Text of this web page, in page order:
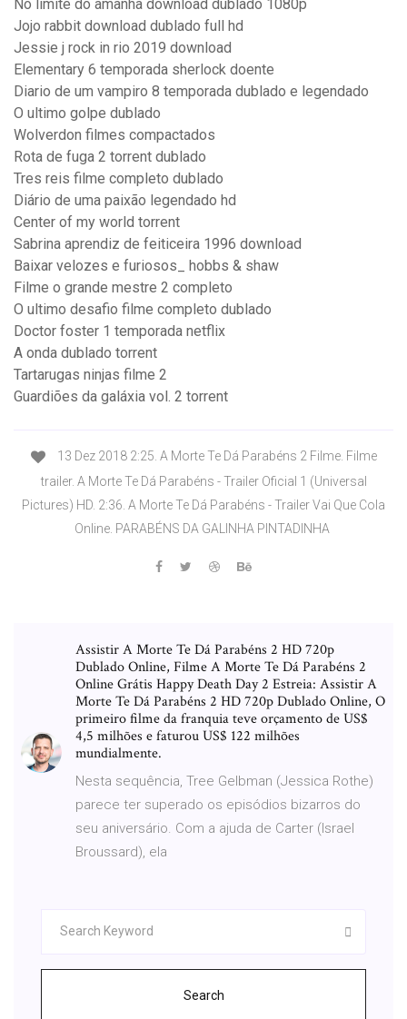
No limite do amanhã download dublado 1080p
Jojo rabbit download dublado full hd
Jessie j rock in rio 2019 download
Elementary 6 temporada sherlock doente
Diario de um vampiro 8 temporada dublado e legendado
O ultimo golpe dublado
Wolverdon filmes compactados
Rota de fuga 2 torrent dublado
Tres reis filme completo dublado
Diário de uma paixão legendado hd
Center of my world torrent
Sabrina aprendiz de feiticeira 1996 download
Baixar velozes e furiosos_ hobbs & shaw
Filme o grande mestre 2 completo
O ultimo desafio filme completo dublado
Doctor foster 1 temporada netflix
A onda dublado torrent
Tartarugas ninjas filme 2
Guardiões da galáxia vol. 2 torrent
13 Dez 2018 2:25. A Morte Te Dá Parabéns 2 Filme. Filme
trailer. A Morte Te Dá Parabéns - Trailer Oficial 1 (Universal
Pictures) HD. 2:36. A Morte Te Dá Parabéns - Trailer Vai Que Cola
Online. PARABÉNS DA GALINHA PINTADINHA
Assistir A Morte Te Dá Parabéns 2 HD 720p
Dublado Online, Filme A Morte Te Dá Parabéns 2
Online Grátis Happy Death Day 2 Estreia: Assistir A
Morte Te Dá Parabéns 2 HD 720p Dublado Online, O
primeiro filme da franquia teve orçamento de US$
4,5 milhões e faturou US$ 122 milhões
mundialmente.
Nesta sequência, Tree Gelbman (Jessica Rothe)
parece ter superado os episódios bizarros do
seu aniversário. Com a ajuda de Carter (Israel
Broussard), ela
Search